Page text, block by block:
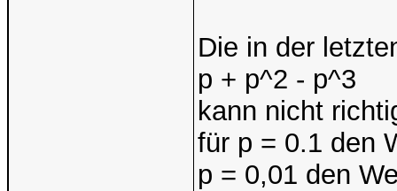
Die in der
p + p^2 - p^3
kann nicht
für p = 0.1 den
p = 0,01 den